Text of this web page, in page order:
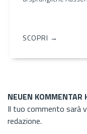
SCOPRI →
NEUEN KOMMENTAR
Il tuo commento sarà
redazione.